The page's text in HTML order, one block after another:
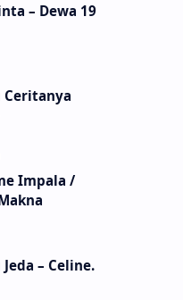
– Dewa 19
Ceritanya
Impala /
– Celine.